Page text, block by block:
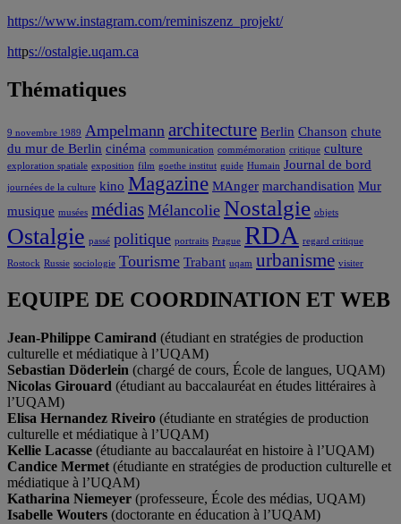
https://www.instagram.com/reminiszenz_projekt/
https://ostalgie.uqam.ca
Thématiques
9 novembre 1989 Ampelmann architecture Berlin Chanson chute
du mur de Berlin cinéma communication commémoration critique culture
exploration spatiale exposition film goethe institut guide Humain Journal de bord
journées de la culture kino Magazine MAnger marchandisation Mur
musique musées médias Mélancolie Nostalgie objets
Ostalgie passé politique portraits Prague RDA regard critique
Rostock Russie sociologie Tourisme Trabant uqam urbanisme visiter
EQUIPE DE COORDINATION ET WEB
Jean-Philippe Camirand (étudiant en stratégies de production
culturelle et médiatique à l’UQAM)
Sebastian Döderlein (chargé de cours, École de langues, UQAM)
Nicolas Girouard (étudiant au baccalauréat en études littéraires à
l’UQAM)
Elisa Hernandez Riveiro (étudiante en stratégies de production
culturelle et médiatique à l’UQAM)
Kellie Lacasse (étudiante au baccalauréat en histoire à l’UQAM)
Candice Mermet (étudiante en stratégies de production culturelle et
médiatique à l’UQAM)
Katharina Niemeyer (professeure, École des médias, UQAM)
Isabelle Wouters (doctorante en éducation à l’UQAM)